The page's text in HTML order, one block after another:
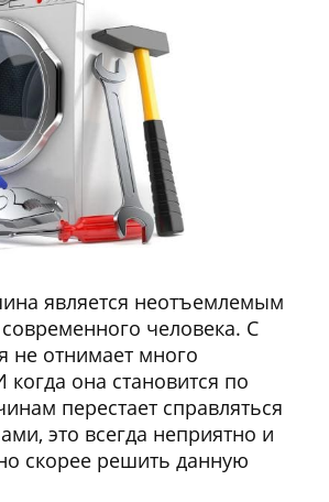
является неотъемлемым
человека. С
не отнимает много
она становится по
перестает справляться
это всегда неприятно и
скорее решить данную